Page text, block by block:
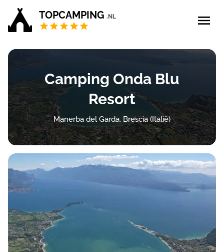
TOPCAMPING .NL
5 sterren campings
4 sterren campings
Campings Privé sanitair
Bedrijf aanmelden
Blog
Camping Onda Blu
Resort
Manerba del Garda, Brescia (Italië)